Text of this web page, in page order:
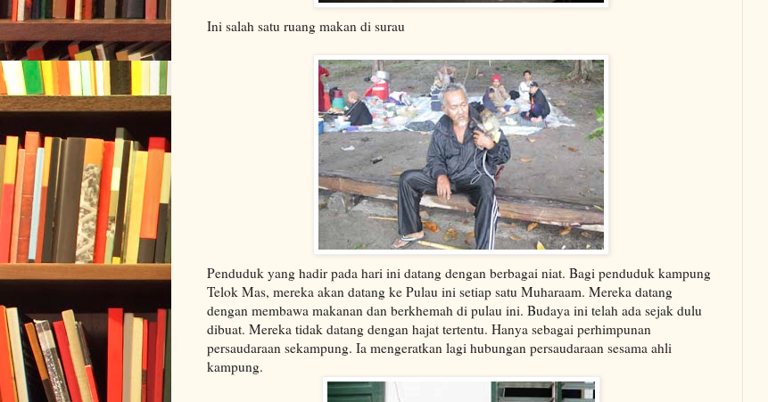
Ini salah satu ruang makan di surau
Penduduk yang hadir pada hari ini datang dengan berbagai niat. Bagi penduduk kampung
Telok Mas, mereka akan datang ke Pulau ini setiap satu Muharaam. Mereka datang
dengan membawa makanan dan berkhemah di pulau ini. Budaya ini telah ada sejak dulu
dibuat. Mereka tidak datang dengan hajat tertentu. Hanya sebagai perhimpunan
persaudaraan sekampung. Ia mengeratkan lagi hubungan persaudaraan sesama ahli
kampung.